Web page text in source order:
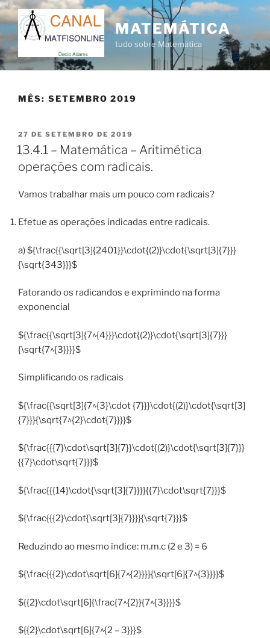
Pular
para
o
conteúdo
MATEMÁTICA
tudo sobre Matemática
MÊS: SETEMBRO 2019
PUBLICADO
EM
27 DE SETEMBRO DE 2019
13.4.1 – Matemática – Aritimética
operações com radicais.
Vamos trabalhar mais um pouco com radicais?
Efetue as operações indicadas entre radicais.
a) ${\frac{{\sqrt[3]{2401}}\cdot{(2)}\cdot{\sqrt[3]{7}}}
{\sqrt{343}}}$
Fatorando os radicandos e exprimindo na forma
exponencial
${\frac{{\sqrt[3]{7^{4}}}\cdot{(2)}\cdot{\sqrt[3]{7}}}
{\sqrt{7^{3}}}}$
Simplificando os radicais
${\frac{{\sqrt[3]{7^{3}\cdot {7}}}\cdot{(2)}\cdot{\sqrt[3]
{7}}}{\sqrt{7^{2}\cdot{7}}}}$
${\frac{{{7}\cdot\sqrt[3]{7}}\cdot{(2)}\cdot{\sqrt[3]{7}}}
{{7}\cdot\sqrt{7}}}$
${\frac{{{14}\cdot{\sqrt[3]{7}}}}{{7}\cdot\sqrt{7}}}$
${\frac{{{2}\cdot{\sqrt[3]{7}}}}{\sqrt{7}}}$
Reduzindo ao mesmo índice: m.m.c (2 e 3) = 6
${\frac{{{2}\cdot\sqrt[6]{7^{2}}}}{\sqrt[6]{7^{3}}}}$
${{2}\cdot\sqrt[6]{\frac{7^{2}}{7^{3}}}}$
${{2}\cdot\sqrt[6]{7^{2 – 3}}}$